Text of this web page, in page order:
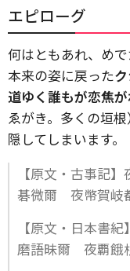
エピローグ
何はともあれ、め
本来の姿に戻った
道ゆく誰もが恋焦
ゑがき。多くの垣
隠してしまいます。
【原文・古事記
碁微爾 夜幣賀岐
【原文・日本書
磨語昧爾 夜覇餓